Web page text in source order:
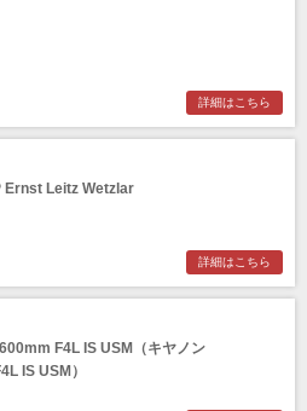
詳細はこちら
Ernst Leitz Wetzlar
詳細はこちら
F4L IS USM（キヤノン
IS USM）